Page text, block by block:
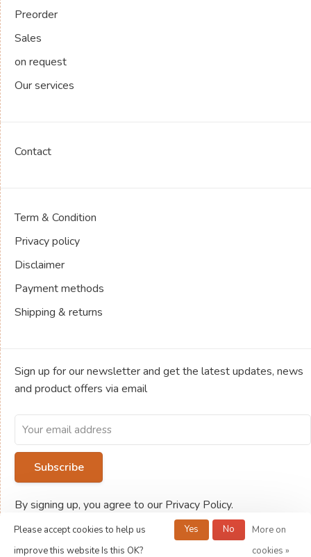
Preorder
Sales
on request
Our services
Contact
Term & Condition
Privacy policy
Disclaimer
Payment methods
Shipping & returns
Sign up for our newsletter and get the latest updates, news
and product offers via email
Subscribe
By signing up, you agree to our Privacy Policy.
© Copyright 2026 Jeux de société Ludold
Please accept cookies to help us
improve this website Is this OK?
Yes No
More on
cookies »